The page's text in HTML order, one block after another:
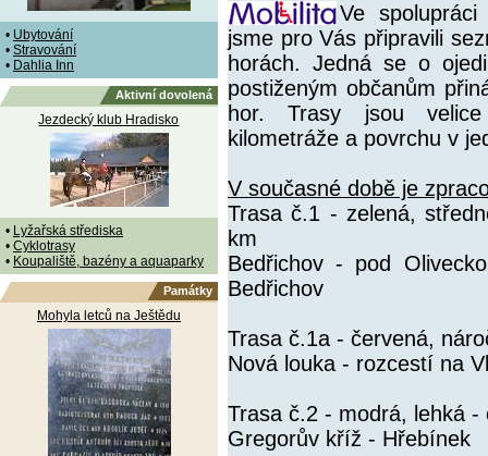
• Ubytování
• Stravování
• Dahlia Inn
Aktivní dovolená
Jezdecký klub Hradisko
• Lyžařská střediska
• Cyklotrasy
• Koupaliště, bazény a aquaparky
Památky
Mohyla letců na Ještědu
Ve
jsme pro Vás připravili
horách. Jedná se o
postiženým občanům
hor. Trasy jsou velice
kilometráže a povrchu v
V současné době je
Trasa č.1 - zelená,
km
Bedřichov - pod
Bedřichov
Trasa č.1a - červená,
Nová louka - rozcestí na
Trasa č.2 - modrá, lehká -
Gregorův kříž - Hřebínek